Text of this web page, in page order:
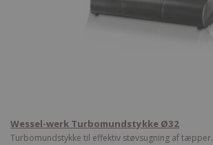
Wessel-werk Turbomundstykke Ø32
Turbomundstykke til effektiv støvsugning af tæpper.